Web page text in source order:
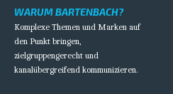
WARUM BARTENBACH?
Komplexe Themen und Marken auf
den Punkt bringen,
zielgruppengerecht und
kanalübergreifend kommunizieren.